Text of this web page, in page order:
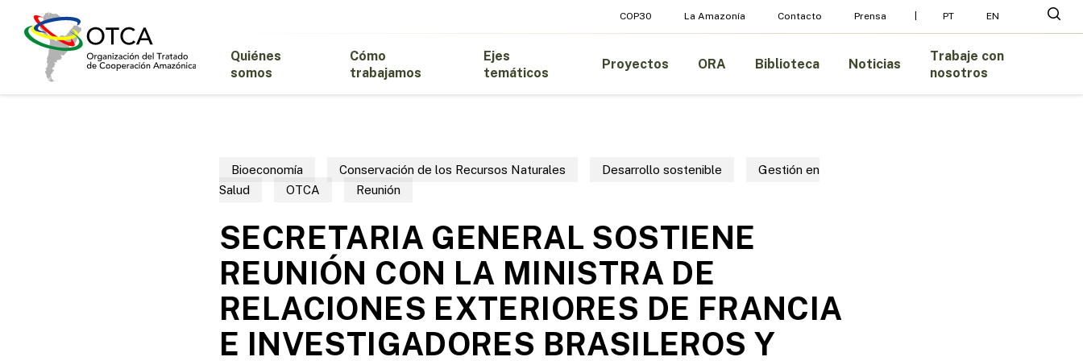
COP30 La Amazonía Contacto Prensa PT EN
Quiénes
somos
Cómo
trabajamos
Ejes
temáticos
Proyectos ORA Biblioteca Noticias
Trabaje con
nosotros
Bioeconomía Conservación de los Recursos Naturales Desarrollo sostenible
Gestión en
Salud
OTCA Reunión
SECRETARIA GENERAL SOSTIENE
REUNIÓN CON LA MINISTRA DE
RELACIONES EXTERIORES DE FRANCIA
E INVESTIGADORES BRASILEROS Y
Menu